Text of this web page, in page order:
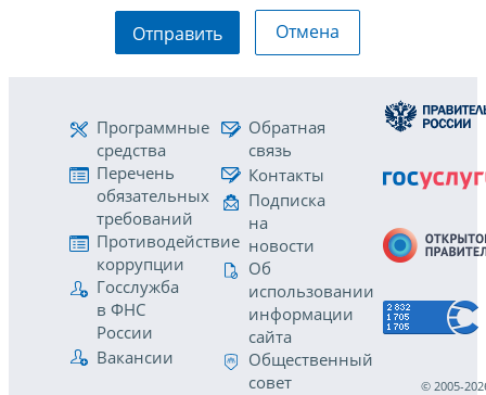
Отправить Отмена
Программные
средства
Перечень
обязательных
требований
Противодействие
коррупции
Госслужба
в ФНС
России
Вакансии
Обратная
связь
Контакты
Подписка
на
новости
Об
использовании
информации
сайта
Общественный
совет
© 2005-